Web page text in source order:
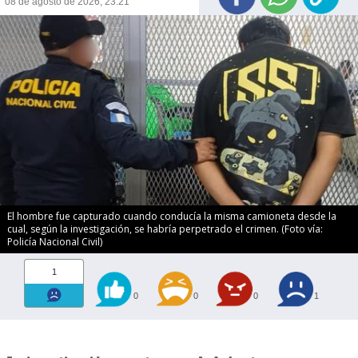
El hombre fue capturado cuando conducía la misma camioneta desde la
cual, según la investigación, se habría perpetrado el crimen. (Foto vía:
Policía Nacional Civil)
1
0 0 0 1